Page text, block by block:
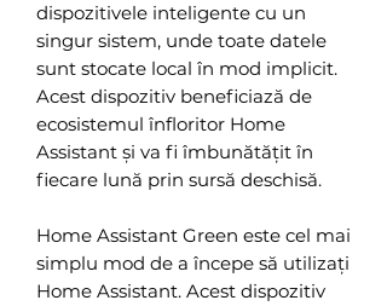
dispozitivele inteligente cu un
singur sistem, unde toate datele
sunt stocate local în mod implicit.
Acest dispozitiv beneficiază de
ecosistemul înfloritor Home
Assistant și va fi îmbunătățit în
fiecare lună prin sursă deschisă.
Home Assistant Green este cel mai
simplu mod de a începe să utilizați
Home Assistant. Acest dispozitiv